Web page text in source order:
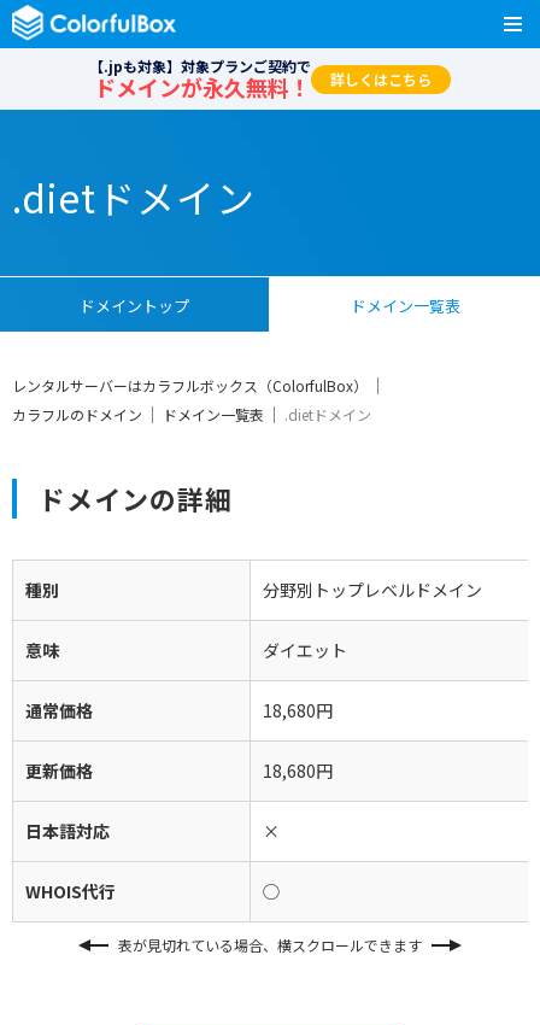
【.jpも対象】対象プランご契約で
ドメインが永久無料！ 詳しくはこちら
.dietドメイン
ドメイントップ ドメイン一覧表
レンタルサーバーはカラフルボックス（ColorfulBox）
カラフルのドメイン
ドメイン一覧表 .dietドメイン
ドメインの詳細
種別 分野別トップレベルドメイン
意味 ダイエット
通常価格 18,680円
更新価格 18,680円
日本語対応 ×
WHOIS代行 ◯
表が見切れている場合、横スクロールできます